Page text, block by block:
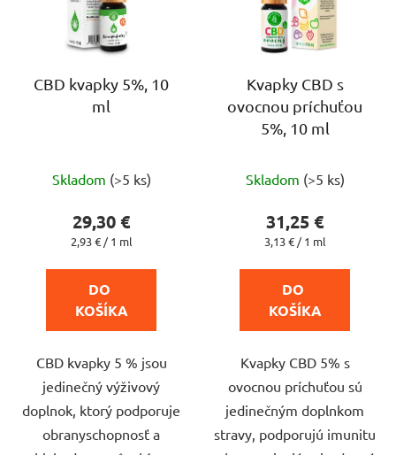
CBD kvapky 5%, 10
ml
hodnotenie
je
z
5
hviezdičiek.
Skladom (>5 ks)
29,30 €
Jednotková
2,93 € / 1 ml
DO
KOŠÍKA
CBD kvapky 5 % jsou
jedinečný výživový
doplnok, ktorý podporuje
obranyschopnosť a
Kvapky CBD s
ovocnou príchuťou
5%, 10 ml
hodnotenie
je
z
5
hviezdičiek.
Skladom (>5 ks)
31,25 €
Jednotková
3,13 € / 1 ml
DO
KOŠÍKA
Kvapky CBD 5% s
ovocnou príchuťou sú
jedinečným doplnkom
stravy, podporujú imunitu